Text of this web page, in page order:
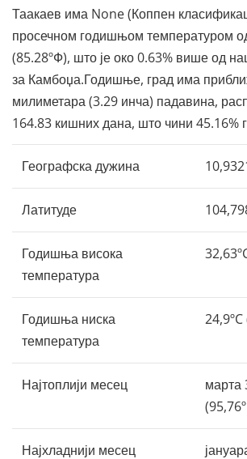
Таакаев има None (Коппен
просечном годишњом температуром
(85.28ºФ), што је око 0.63% више од
за Камбоџа.Годишње, град има
милиметара (3.29 инча) падавина,
164.83 кишних дана, што чини 45.16%
Географска дужина
Латитуде
Годишња висока
температура
Годишња ниска
температура
24,9ºC
Најтоплији месец
марта
Најхладнији месец